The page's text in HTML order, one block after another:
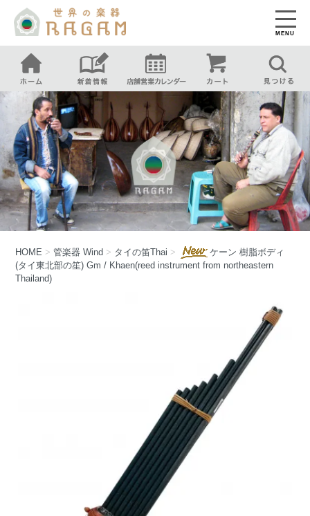
MENU
HOME >管楽器Wind > タイの笛Thai >
ケーン 樹脂ボディ
(タイ東北部の笙) Gm / Khaen(reed instrument from northeastern
Thailand)